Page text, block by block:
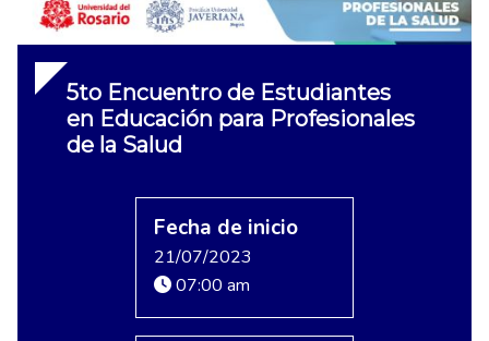
5to Encuentro de Estudiantes
en Educación para Profesionales
de la Salud
Fecha de inicio
21/07/2023
07:00 am